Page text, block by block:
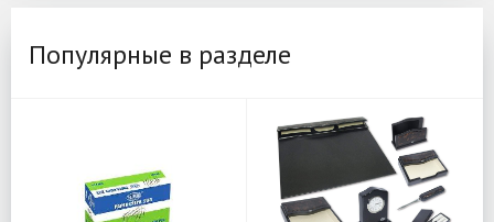
Популярные в разделе